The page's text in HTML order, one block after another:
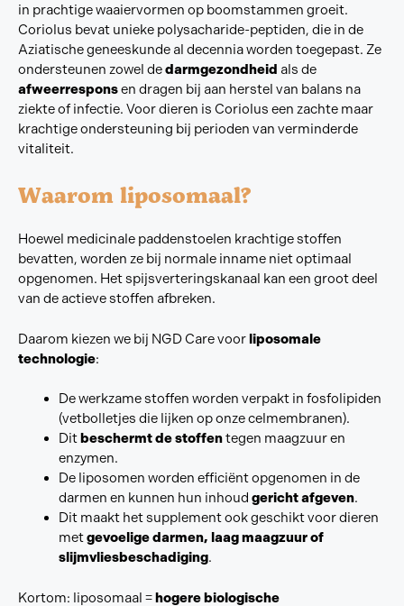
in prachtige waaiervormen op boomstammen groeit.
Coriolus bevat unieke polysacharide-peptiden, die in de
Aziatische geneeskunde al decennia worden toegepast. Ze
ondersteunen zowel dedarmgezondheid als de
afweerresponsen dragen bij aan herstel van balans na
ziekte of infectie. Voor dieren is Coriolus een zachte maar
krachtige ondersteuning bij perioden van verminderde
vitaliteit.
Waarom liposomaal?
Hoewel medicinale paddenstoelen krachtige stoffen
bevatten, worden ze bij normale inname niet optimaal
opgenomen. Het spijsverteringskanaal kan een groot deel
van de actieve stoffen afbreken.
Daarom kiezen we bij NGD Care voorliposomale
technologie:
De werkzame stoffen worden verpakt in fosfolipiden
(vetbolletjes die lijken op onze celmembranen).
Dit beschermt de stoffentegen maagzuur en
enzymen.
De liposomen worden efficiënt opgenomen in de
darmen en kunnen hun inhoud gericht afgeven.
Dit maakt het supplement ook geschikt voor dieren
metgevoelige darmen, laag maagzuur of
slijmvliesbeschadiging.
Kortom: liposomaal =hogere biologische